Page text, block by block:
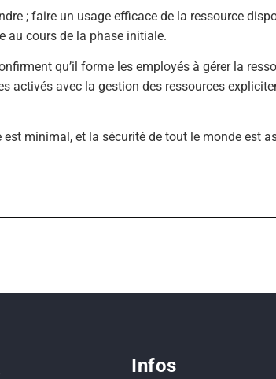
; faire un usage efficace de la ressource
au cours de la phase initiale.
qu’il forme les employés à gérer la
activés avec la gestion des ressources
est minimal, et la sécurité de tout le monde est
Infos